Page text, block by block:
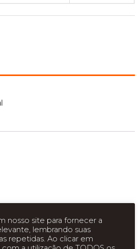
nosso site para fornecer a
lembrando suas
repetidas. Ao clicar em